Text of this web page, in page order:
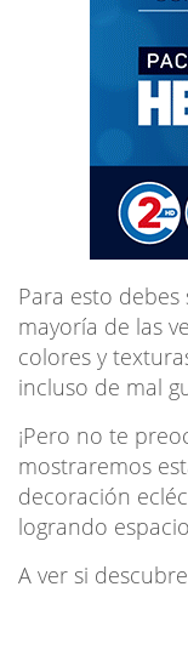
Para esto
mayoría de las
colores y
incluso de mal
¡Pero no te
mostraremos
decoración
logrando
A ver si